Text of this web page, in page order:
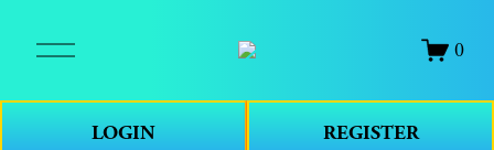
O
e
0
LOGIN REGISTER